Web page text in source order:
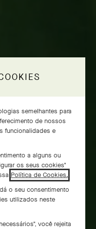
semelhantes para
de nossos
funcionalidades e
a alguns ou
os seus cookies"
Política de Cookies.
o seu consentimento
utilizados neste
você rejeita